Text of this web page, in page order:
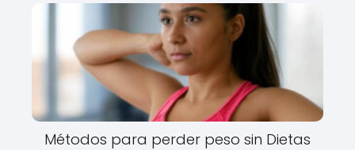
Métodos para perder peso sin Dietas